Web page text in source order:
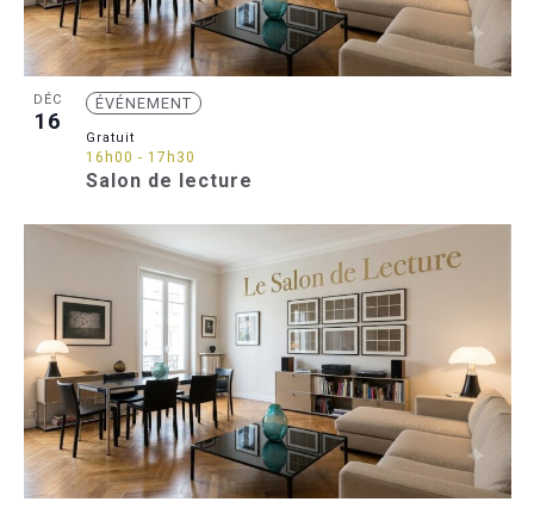
DÉC
16
Salon de lecture
ÉVÉNEMENT
16h00 - 17h30
Gratuit